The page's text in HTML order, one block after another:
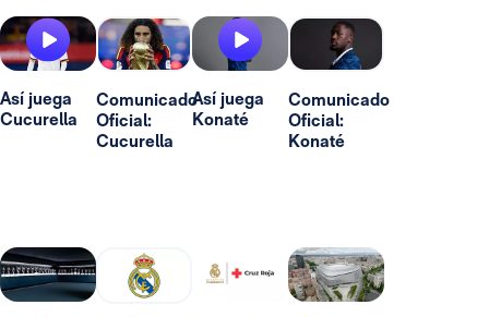
Así juega
Cucurella
Comunicado
Oficial:
Cucurella
Así juega
Konaté
Comunicado
Oficial:
Konaté